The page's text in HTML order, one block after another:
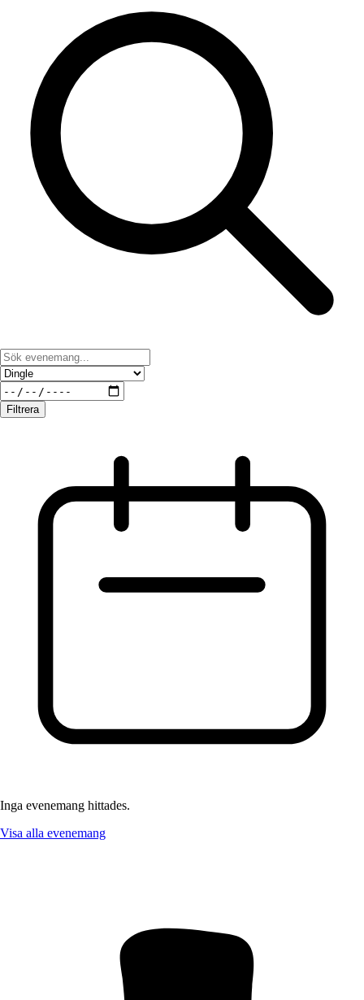
Filtrera
Inga evenemang hittades.
Visa alla evenemang